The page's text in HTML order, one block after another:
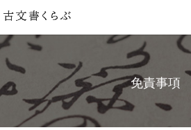
免責事項